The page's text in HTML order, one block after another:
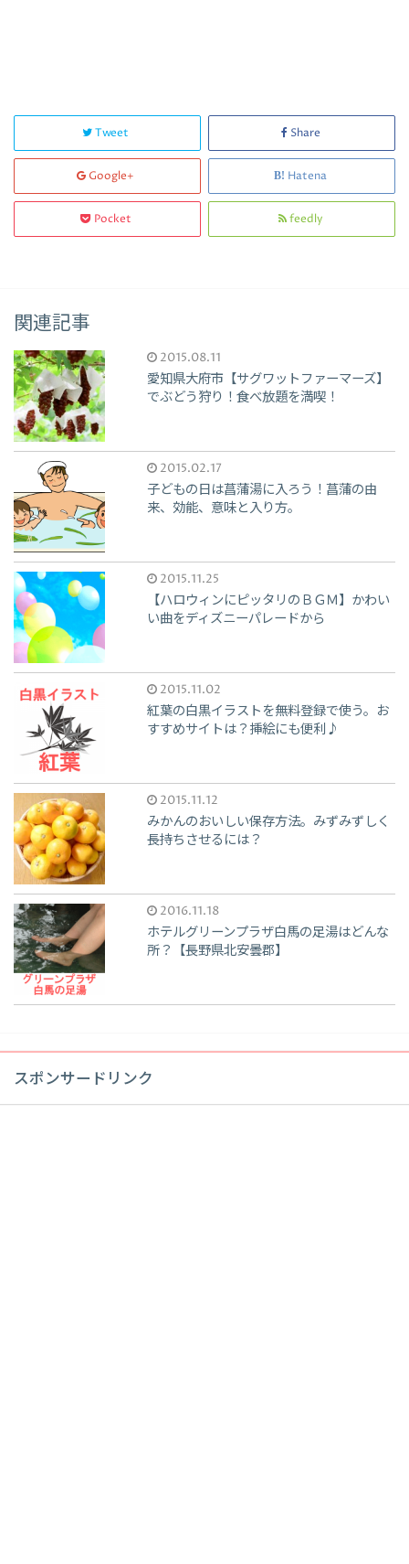
Tweet Share
Google+ Hatena
Pocket feedly
関連記事
2015.08.11
愛知県大府市【サグワットファーマーズ】
でぶどう狩り！食べ放題を満喫！
2015.02.17
子どもの日は菖蒲湯に入ろう！菖蒲の由
来、効能、意味と入り方。
2015.11.25
【ハロウィンにピッタリのＢＧＭ】かわい
い曲をディズニーパレードから
2015.11.02
紅葉の白黒イラストを無料登録で使う。お
すすめサイトは？挿絵にも便利♪
2015.11.12
みかんのおいしい保存方法。みずみずしく
長持ちさせるには？
2016.11.18
ホテルグリーンプラザ白馬の足湯はどんな
所？【長野県北安曇郡】
スポンサードリンク